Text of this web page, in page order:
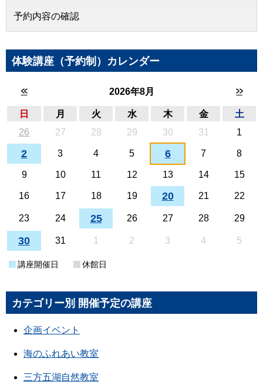
予約内容の確認
体験講座（予約制）カレンダー
<< 2026年8月 >>
日 月 火 水 木 金
土
26
27 28 29 30 31 1
2 3 4 5 6 7 8
9 10 11 12 13 14 15
16 17 18 19 20 21 22
23 24 25 26 27 28 29
30 31 1 2 3 4 5
講座開催日 休館日
カテゴリー別 開催予定の講座
企画イベント
海のふれあい教室
三方五湖自然教室